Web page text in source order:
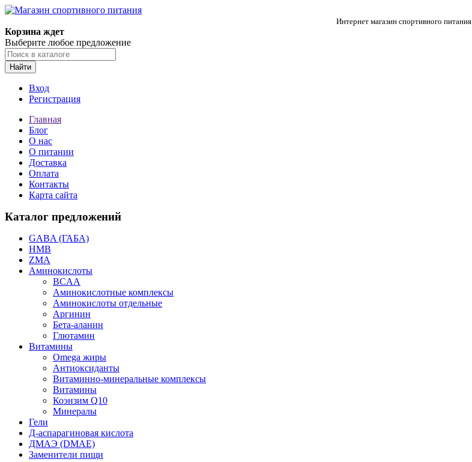
Интернет магазин спортивного питания
Корзина ждет
Выберите любое предложение
Найти
Вход
Регистрация
Главная
Блог
О нас
О питании
Доставка
Оплата
Контакты
Карта сайта
Каталог предложений
GABA (ГАБА)
HMB
ZMA
Аминокислоты
BCAA
Аминокислотные комплексы
Аминокислоты отдельные
Аргинин
Бета-аланин
Глютамин
Витамины
Omega жиры
Антиоксиданты
Витаминно-минеральные комплексы
Витамины
Коэнзим Q10
Минералы
Гели
Д-аспарагиновая кислота
ДМАЭ (DMAE)
Заменители пищи